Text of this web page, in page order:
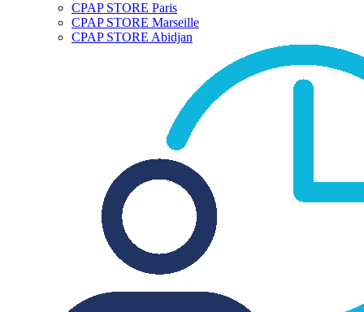
CPAP STORE Paris
CPAP STORE Marseille
CPAP STORE Abidjan